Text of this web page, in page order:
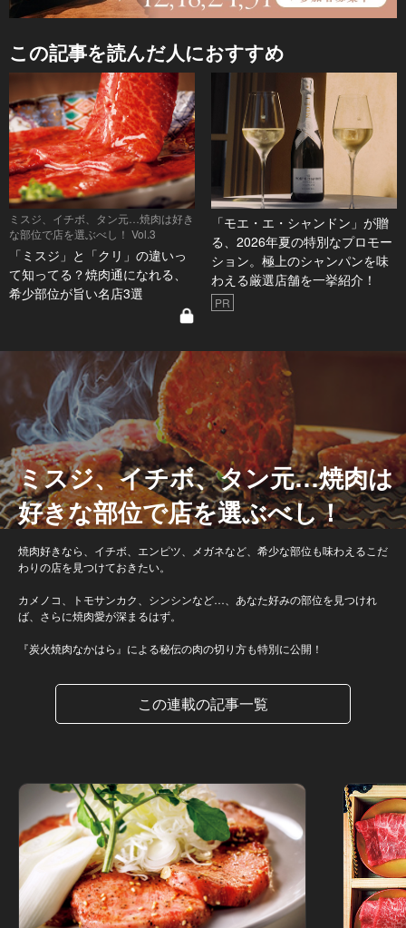
この記事を読んだ人におすすめ
ミスジ、イチボ、タン元…焼肉は好き
な部位で店を選ぶべし！ Vol.3
「ミスジ」と「クリ」の違いっ
て知ってる？焼肉通になれる、
希少部位が旨い名店3選
「モエ・エ・シャンドン」が贈
る、2026年夏の特別なプロモー
ション。極上のシャンパンを味
わえる厳選店舗を一挙紹介！
PR
ミスジ、イチボ、タン元…焼肉は
好きな部位で店を選ぶべし！
焼肉好きなら、イチボ、エンピツ、メガネなど、希少な部位も味わえるこだ
わりの店を見つけておきたい。
カメノコ、トモサンカク、シンシンなど…、あなた好みの部位を見つけれ
ば、さらに焼肉愛が深まるはず。
『炭火焼肉なかはら』による秘伝の肉の切り方も特別に公開！
この連載の記事一覧